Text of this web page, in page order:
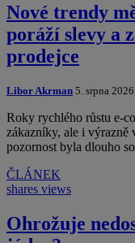
Nové trendy
poráží slevy a
prodejce
Libor Akrman 5. srpna 2026
Roky rychlého růstu e-
zákazníky, ale i
pozornost byla dlouho
ČLÁNEK
shares views
Ohrožuje